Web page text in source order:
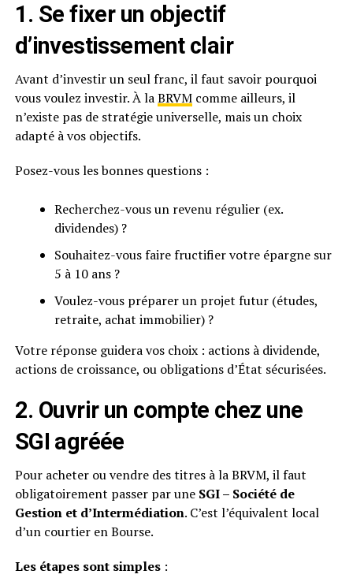
1. Se fixer un objectif
d’investissement clair
Avant d’investir un seul franc, il faut savoir pourquoi
vous voulez investir. À laBRVMcomme ailleurs, il
n’existe pas de stratégie universelle, mais un choix
adapté à vos objectifs.
Posez-vous les bonnes questions :
Recherchez-vous un revenu régulier (ex.
dividendes) ?
Souhaitez-vous faire fructifier votre épargne sur
5 à 10 ans ?
Voulez-vous préparer un projet futur (études,
retraite, achat immobilier) ?
Votre réponse guidera vos choix : actions à dividende,
actions de croissance, ou obligations d’État sécurisées.
2. Ouvrir un compte chez une
SGI agréée
Pour acheter ou vendre des titres à la BRVM, il faut
obligatoirement passer par une SGI – Société de
Gestion et d’Intermédiation. C’est l’équivalent local
d’un courtier en Bourse.
Les étapes sont simples: